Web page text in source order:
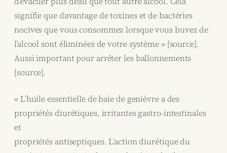
signifie que davantage de toxines et de bactéries
nocives que vous consommez lorsque vous buvez de
l’alcool sont éliminées de votre système » [source].
Aussi important pour arrêter les ballonnements
[source].
« L’huile essentielle de baie de genièvre a des
propriétés diurétiques, irritantes gastro-intestinales
et
propriétés antiseptiques. L’action diurétique du